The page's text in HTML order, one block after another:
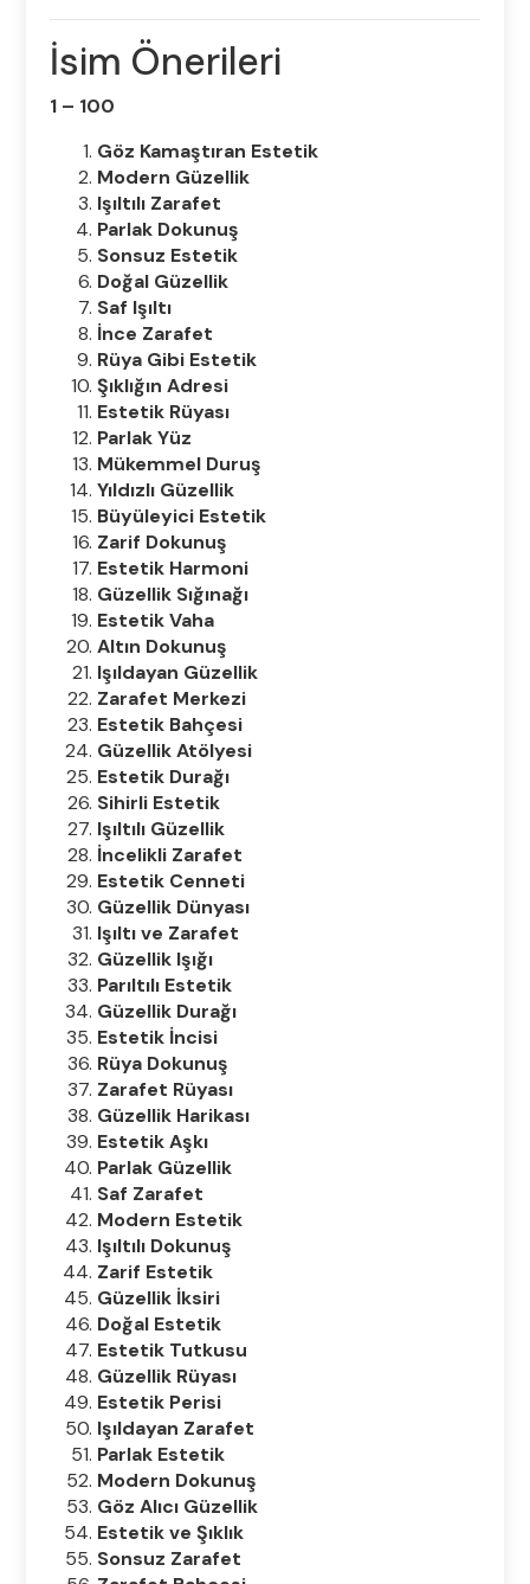
İsim Önerileri
1 – 100
Göz Kamaştıran Estetik
Modern Güzellik
Işıltılı Zarafet
Parlak Dokunuş
Sonsuz Estetik
Doğal Güzellik
Saf Işıltı
İnce Zarafet
Rüya Gibi Estetik
Şıklığın Adresi
Estetik Rüyası
Parlak Yüz
Mükemmel Duruş
Yıldızlı Güzellik
Büyüleyici Estetik
Zarif Dokunuş
Estetik Harmoni
Güzellik Sığınağı
Estetik Vaha
Altın Dokunuş
Işıldayan Güzellik
Zarafet Merkezi
Estetik Bahçesi
Güzellik Atölyesi
Estetik Durağı
Sihirli Estetik
Işıltılı Güzellik
İncelikli Zarafet
Estetik Cenneti
Güzellik Dünyası
Işıltı ve Zarafet
Güzellik Işığı
Parıltılı Estetik
Güzellik Durağı
Estetik İncisi
Rüya Dokunuş
Zarafet Rüyası
Güzellik Harikası
Estetik Aşkı
Parlak Güzellik
Saf Zarafet
Modern Estetik
Işıltılı Dokunuş
Zarif Estetik
Güzellik İksiri
Doğal Estetik
Estetik Tutkusu
Güzellik Rüyası
Estetik Perisi
Işıldayan Zarafet
Parlak Estetik
Modern Dokunuş
Göz Alıcı Güzellik
Estetik ve Şıklık
Sonsuz Zarafet